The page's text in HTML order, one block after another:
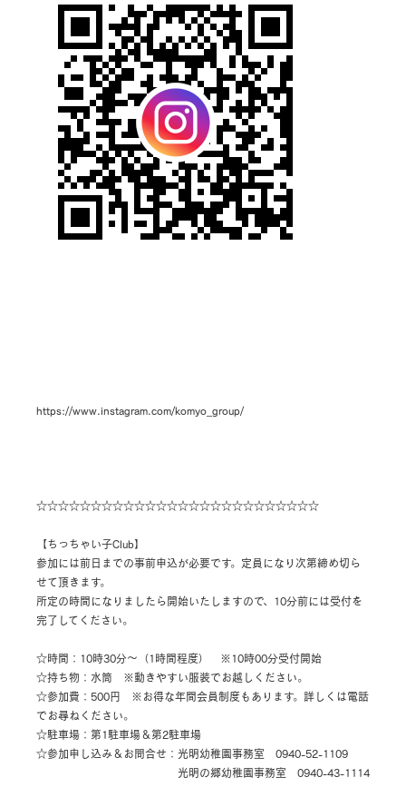
https://www.instagram.com/komyo_group/
☆☆☆☆☆☆☆☆☆☆☆☆☆☆☆☆☆☆☆☆☆☆☆☆☆☆
【ちっちゃい子Club】
参加には前日までの事前申込が必要です。定員になり次第締め切ら
せて頂きます。
所定の時間になりましたら開始いたしますので、10分前には受付を
完了してください。
☆時間：10時30分～（1時間程度） ※10時00分受付開始
☆持ち物：水筒 ※動きやすい服装でお越しください。
☆参加費：500円 ※お得な年間会員制度もあります。詳しくは電話
でお尋ねください。
☆駐車場：第1駐車場＆第2駐車場
☆参加申し込み＆お問合せ：光明幼稚園事務室 0940-52-1109
光明の郷幼稚園事務室 0940-43-1114